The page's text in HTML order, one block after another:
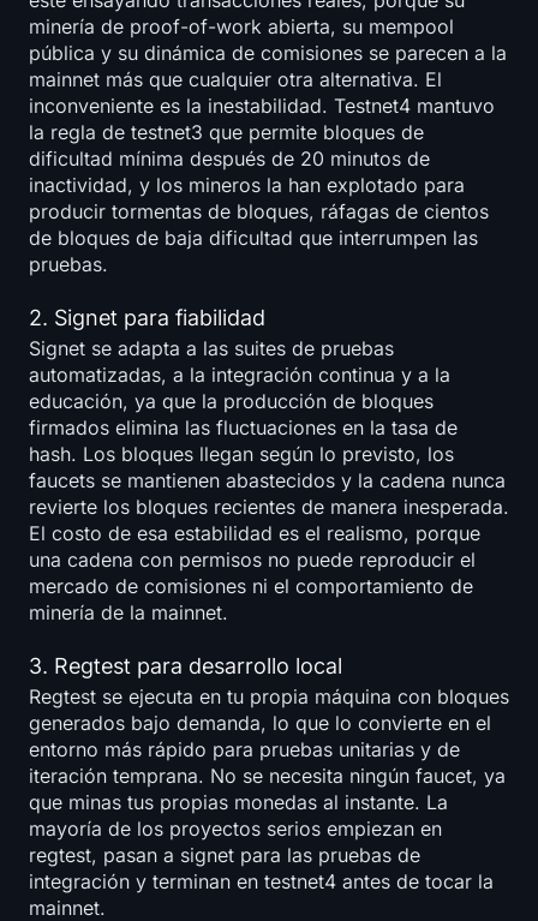
minería de proof-of-work abierta, su mempool
pública y su dinámica de comisiones se parecen a la
mainnet más que cualquier otra alternativa. El
inconveniente es la inestabilidad. Testnet4 mantuvo
la regla de testnet3 que permite bloques de
dificultad mínima después de 20 minutos de
inactividad, y los mineros la han explotado para
producir tormentas de bloques, ráfagas de cientos
de bloques de baja dificultad que interrumpen las
pruebas.
2. Signet para fiabilidad
Signet se adapta a las suites de pruebas
automatizadas, a la integración continua y a la
educación, ya que la producción de bloques
firmados elimina las fluctuaciones en la tasa de
hash. Los bloques llegan según lo previsto, los
faucets se mantienen abastecidos y la cadena nunca
revierte los bloques recientes de manera inesperada.
El costo de esa estabilidad es el realismo, porque
una cadena con permisos no puede reproducir el
mercado de comisiones ni el comportamiento de
minería de la mainnet.
3. Regtest para desarrollo local
Regtest se ejecuta en tu propia máquina con bloques
generados bajo demanda, lo que lo convierte en el
entorno más rápido para pruebas unitarias y de
iteración temprana. No se necesita ningún faucet, ya
que minas tus propias monedas al instante. La
mayoría de los proyectos serios empiezan en
regtest, pasan a signet para las pruebas de
integración y terminan en testnet4 antes de tocar la
mainnet.